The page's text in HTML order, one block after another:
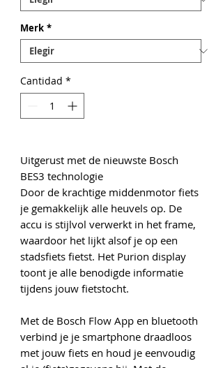
Merk *
Cantidad *
Uitgerust met de nieuwste Bosch
BES3 technologie
Door de krachtige middenmotor fiets
je gemakkelijk alle heuvels op. De
accu is stijlvol verwerkt in het frame,
waardoor het lijkt alsof je op een
stadsfiets fietst. Het Purion display
toont je alle benodigde informatie
tijdens jouw fietstocht.
Met de Bosch Flow App en bluetooth
verbind je je smartphone draadloos
met jouw fiets en houd je eenvoudig